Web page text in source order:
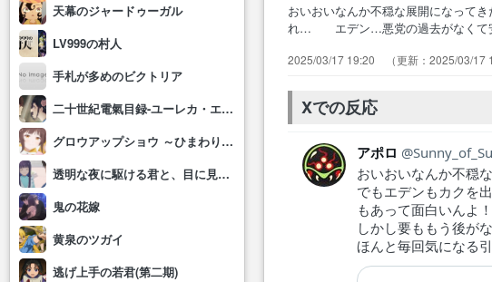
天幕のジャードゥーガル
LV999の村人
手札が多めのビクトリア
二十世紀電氣目録-ユーレカ・エヴリカ-
グロウアップショウ ～ひまわりのサーカス団～
透明な夜に駆ける君と、目に見えない恋をした。
鬼の花嫁
黄泉のツガイ
逃げ上手の若君(第二期)
おいおいなんか不穏な展開になっ
れ… エデン…悪党の過去がなくて
れにも… 1話以来の熱い展開来た
的にい…
2025/03/17 19:20 2025/03/17
Xでの反応
アポロ
おいおいなんか不穏
でもエデンもカクを
もあって面白いんよ
しかし要ももう後が
ほんと毎回気になる